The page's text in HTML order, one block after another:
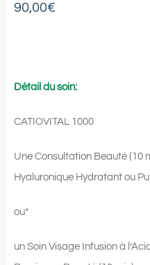
90,00€
Détail du soin:
CATIOVITAL 1000
Une Consultation Beauté (10
Hyaluronique Hydratant ou
ou*
un Soin Visage Infusion à